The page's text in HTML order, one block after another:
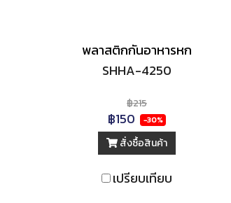
พลาสติกกันอาหารหก
SHHA-4250
฿215
฿150 -30%
สั่งซื้อสินค้า
เปรียบเทียบ